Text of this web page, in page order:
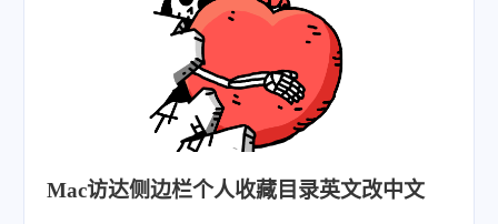
Mac访达侧边栏个人收藏目录英文改中文